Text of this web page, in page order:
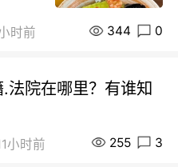
时前 344 0
法院在哪里？有谁知
小时前 255 3